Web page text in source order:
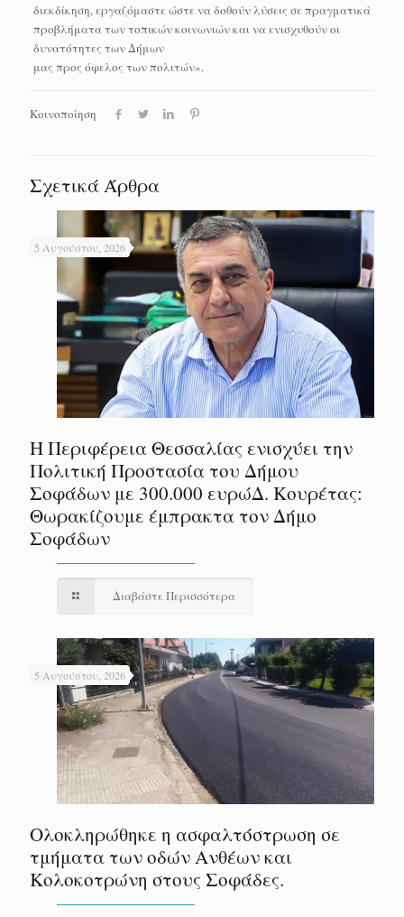
διεκδίκηση, εργαζόμαστε ώστε να δοθούν λύσεις σε πραγματικά
προβλήματα των τοπικών κοινωνιών και να ενισχυθούν οι
δυνατότητες των Δήμων
μας προς όφελος των πολιτών».
Κοινοποίηση
Σχετικά Άρθρα
5 Αυγούστου, 2026
Η Περιφέρεια Θεσσαλίας ενισχύει την
Πολιτική Προστασία του Δήμου
Σοφάδων με 300.000 ευρώΔ. Κουρέτας:
Θωρακίζουμε έμπρακτα τον Δήμο
Σοφάδων
Διαβάστε Περισσότερα
5 Αυγούστου, 2026
Ολοκληρώθηκε η ασφαλτόστρωση σε
τμήματα των οδών Ανθέων και
Κολοκοτρώνη στους Σοφάδες.